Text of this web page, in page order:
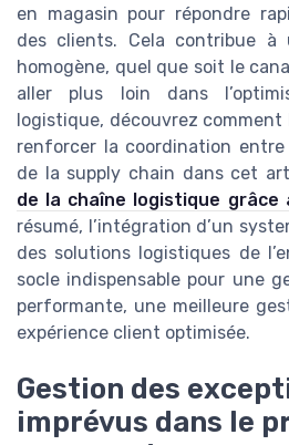
en magasin pour répondre
des clients. Cela contribue à
homogène, quel que soit le
aller plus loin dans
logistique, découvrez
renforcer la coordination
de la supply chain dans cet
de la chaîne logistique grâce
résumé, l’intégration d’un
des solutions logistiques de
socle indispensable pour une
performante, une meilleure
expérience client optimisée.
Gestion des
imprévus dans le